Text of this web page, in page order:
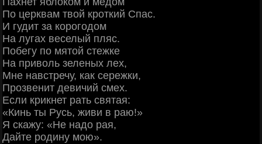
По церквам твой кроткий Спас.
И гудит за корогодом
На лугах веселый пляс.
Побегу по мятой стежке
На приволь зеленых лех,
Мне навстречу, как сережки,
Прозвенит девичий смех.
Если крикнет рать святая:
«Кинь ты Русь, живи в раю!»
Я скажу: «Не надо рая,
Дайте родину мою».